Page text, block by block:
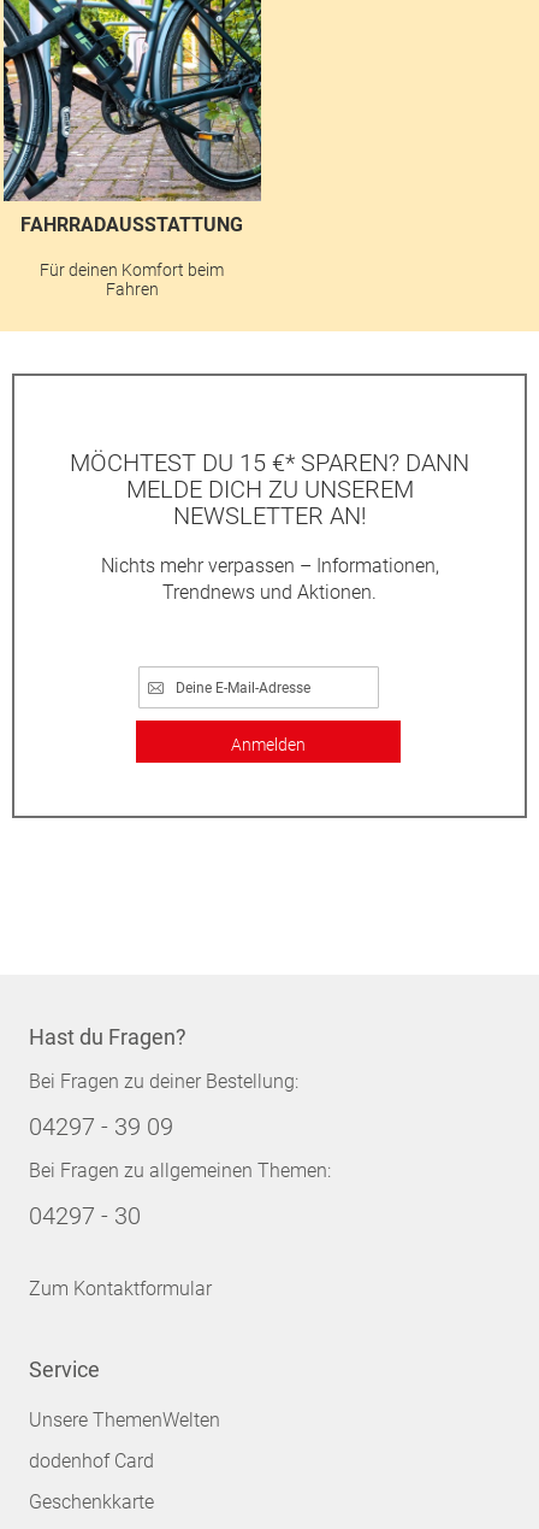
FAHRRADAUSSTATTUNG
Für deinen Komfort beim
Fahren
MÖCHTEST DU 15 €* SPAREN? DANN
MELDE DICH ZU UNSEREM
NEWSLETTER AN!
Nichts mehr verpassen – Informationen,
Trendnews und Aktionen.
Anmelden
Hast du Fragen?
Bei Fragen zu deiner Bestellung:
04297 - 39 09
Bei Fragen zu allgemeinen Themen:
04297 - 30
Zum Kontaktformular
Service
Unsere ThemenWelten
dodenhof Card
Geschenkkarte